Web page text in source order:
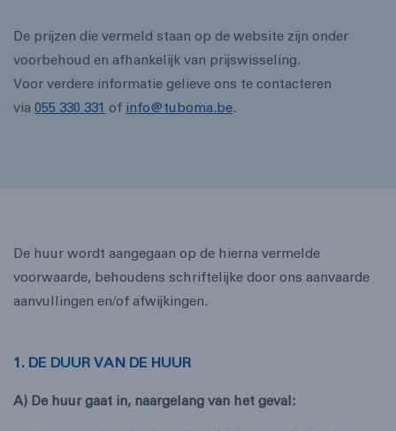
De prijzen die vermeld staan op de website zijn onder
voorbehoud en afhankelijk van prijswisseling.
Voor verdere informatie gelieve ons te contacteren
via 055 330 331 of info@tuboma.be.
De huur wordt aangegaan op de hierna vermelde
voorwaarde, behoudens schriftelijke door ons aanvaarde
aanvullingen en/of afwijkingen.
1. DE DUUR VAN DE HUUR
A) De huur gaat in, naargelang van het geval: